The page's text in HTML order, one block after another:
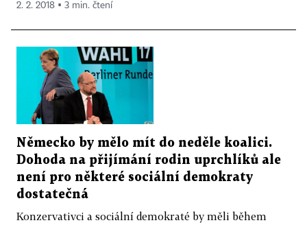
2. 2. 2018 ▪ 3 min. čtení
Německo by mělo mít do neděle koalici.
Dohoda na přijímání rodin uprchlíků ale
není pro některé sociální demokraty
dostatečná
Konzervativci a sociální demokraté by měli během